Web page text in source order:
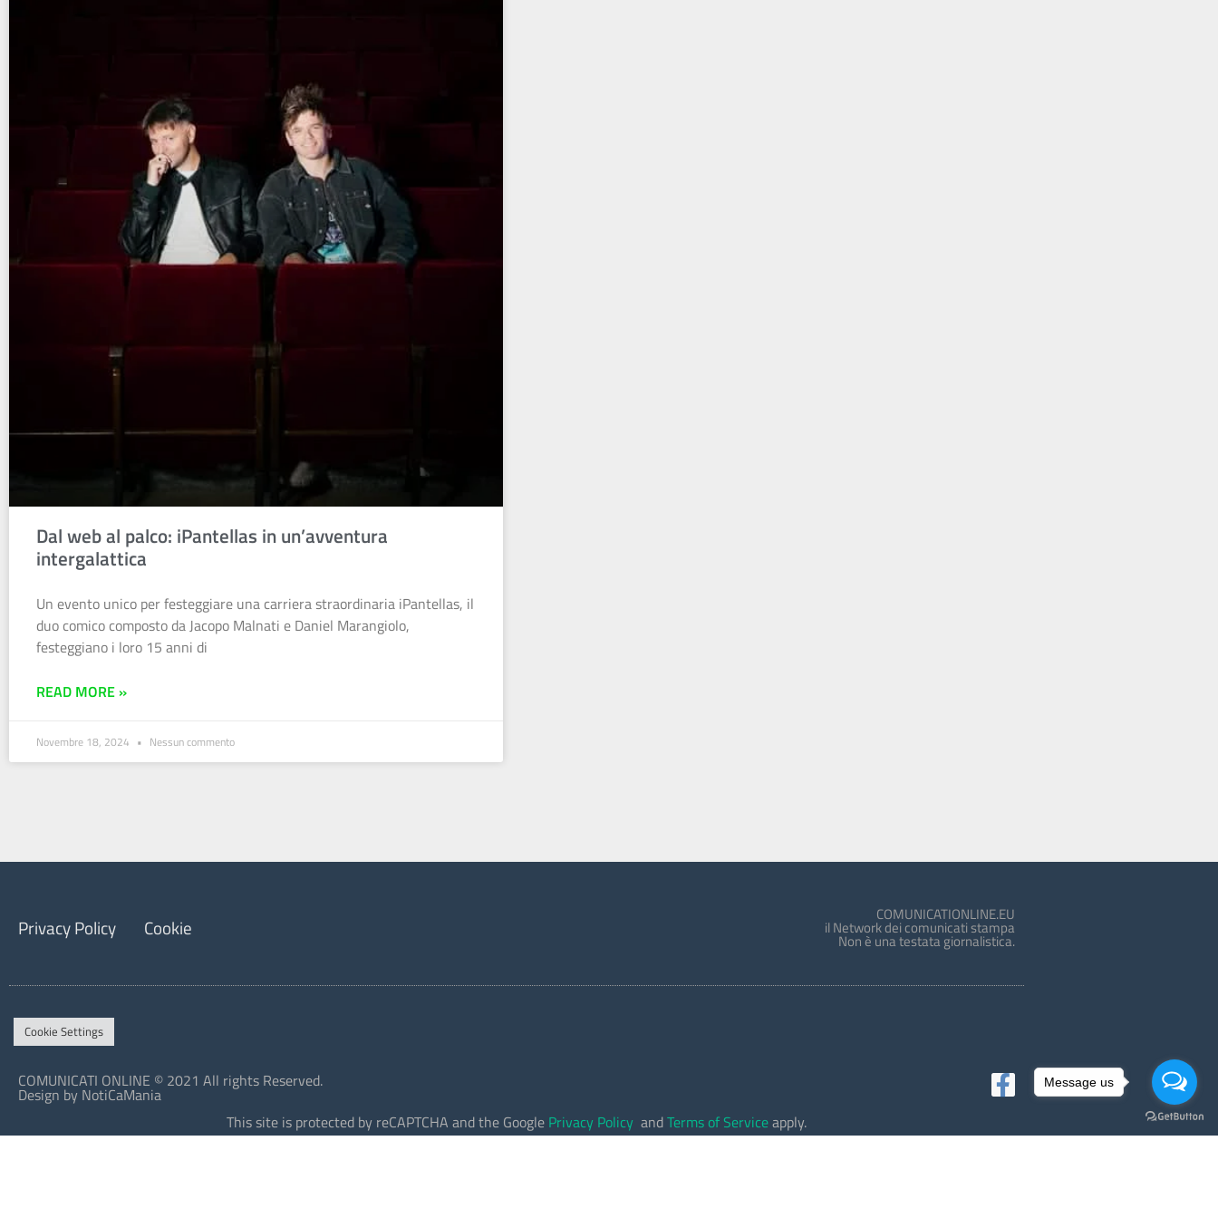
Dal web al palco: iPantellas in un’avventura
intergalattica
Un evento unico per festeggiare una carriera straordinaria iPantellas, il
duo comico composto da Jacopo Malnati e Daniel Marangiolo,
festeggiano i loro 15 anni di
READ MORE »
Novembre 18, 2024 Nessun commento
Privacy Policy Cookie COMUNICATIONLINE.EU
il Network dei comunicati stampa
Non è una testata giornalistica.
Cookie Settings
COMUNICATI ONLINE © 2021 All rights Reserved.
Design by NotiCaMania
This site is protected by reCAPTCHA and the Google Privacy Policy andTerms of Serviceapply.
Message us